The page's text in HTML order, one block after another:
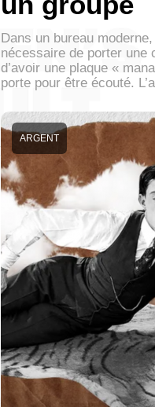
Dans un bureau moderne,
nécessaire de porter une
d’avoir une plaque «
porte pour être écouté.
ARGENT